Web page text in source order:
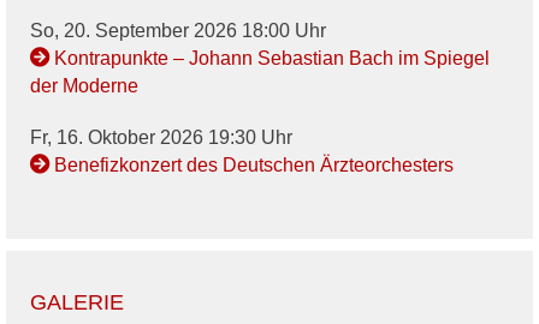
So, 20. September 2026 18:00 Uhr
Kontrapunkte – Johann Sebastian Bach im Spiegel
der Moderne
Fr, 16. Oktober 2026 19:30 Uhr
Benefizkonzert des Deutschen Ärzteorchesters
GALERIE